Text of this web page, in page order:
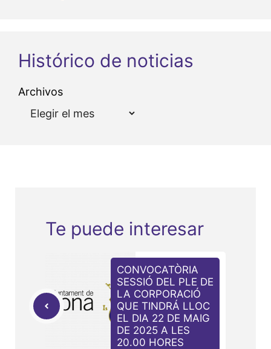
Histórico de noticias
Archivos
Te puede interesar
CONVOCATÒRIA
SESSIÓ DEL PLE DE
LA CORPORACIÓ
QUE TINDRÁ LLOC
EL DIA 22 DE MAIG
DE 2025 A LES
20.00 HORES